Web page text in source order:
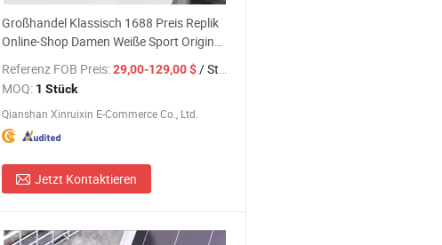
Großhandel Klassisch 1688 Preis Replik
Online-Shop Damen Weiße Sport Original
Designer Gg Yupoo Marken Herren Mode
Putian Damen Sportschuhe
Referenz FOB Preis:29,00-129,00 $/ Stück
MOQ: 1 Stück
Qianshan Xinruixin E-Commerce Co., Ltd.
Jetzt Kontaktieren